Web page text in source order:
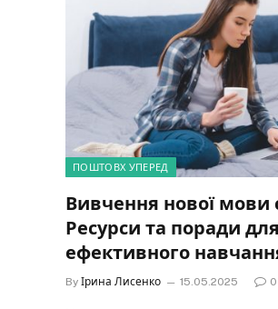
ПОШТОВХ УПЕРЕД
Вивчення нової мови
Ресурси та поради для
ефективного
By Ірина Лисенко 15.05.2025 0